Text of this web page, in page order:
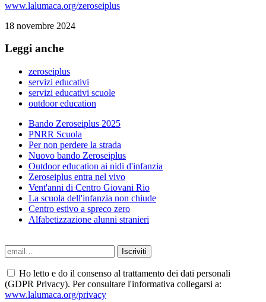
www.lalumaca.org/zeroseiplus
18 novembre 2024
Leggi anche
zeroseiplus
servizi educativi
servizi educativi scuole
outdoor education
Bando Zeroseiplus 2025
PNRR Scuola
Per non perdere la strada
Nuovo bando Zeroseiplus
Outdoor education ai nidi d'infanzia
Zeroseiplus entra nel vivo
Vent'anni di Centro Giovani Rio
La scuola dell'infanzia non chiude
Centro estivo a spreco zero
Alfabetizzazione alunni stranieri
Ho letto e do il consenso al trattamento dei dati personali
(GDPR Privacy). Per consultare l'informativa collegarsi a:
www.lalumaca.org/privacy